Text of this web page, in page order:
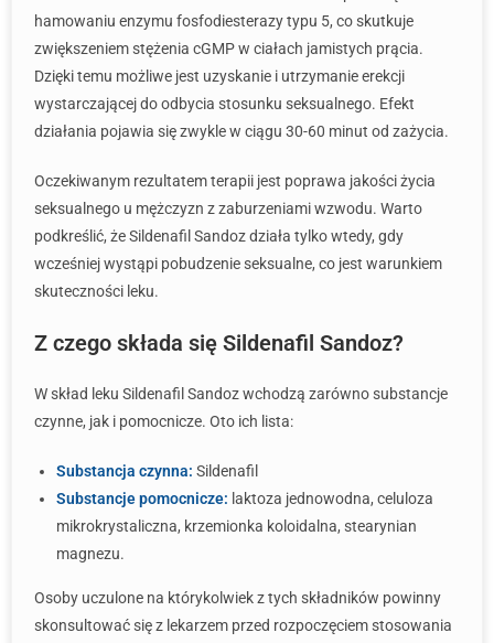
hamowaniu enzymu fosfodiesterazy typu 5, co skutkuje
zwiększeniem stężenia cGMP w ciałach jamistych prącia.
Dzięki temu możliwe jest uzyskanie i utrzymanie erekcji
wystarczającej do odbycia stosunku seksualnego. Efekt
działania pojawia się zwykle w ciągu 30-60 minut od zażycia.
Oczekiwanym rezultatem terapii jest poprawa jakości życia
seksualnego u mężczyzn z zaburzeniami wzwodu. Warto
podkreślić, że Sildenafil Sandoz działa tylko wtedy, gdy
wcześniej wystąpi pobudzenie seksualne, co jest warunkiem
skuteczności leku.
Z czego składa się Sildenafil Sandoz?
W skład leku Sildenafil Sandoz wchodzą zarówno substancje
czynne, jak i pomocnicze. Oto ich lista:
Substancja czynna: Sildenafil
Substancje pomocnicze: laktoza jednowodna, celuloza
mikrokrystaliczna, krzemionka koloidalna, stearynian
magnezu.
Osoby uczulone na którykolwiek z tych składników powinny
skonsultować się z lekarzem przed rozpoczęciem stosowania